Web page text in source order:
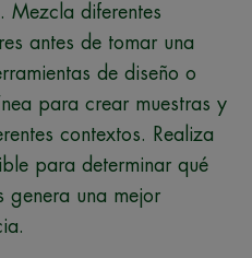
. Mezcla diferentes
antes de tomar una
de diseño o
para crear muestras y
contextos. Realiza
para determinar qué
genera una mejor